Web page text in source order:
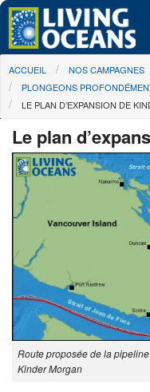
Skip to main content
À propos de nous
Nos campagnes
Centre des Médias
Les Cartes
Passez à l'action
You are here
ACCUEIL NOS CAMPAGNES
PLONGEONS
LE PLAN D’EXPANSION DE
Le plan
Route proposée de la
Kinder Morgan